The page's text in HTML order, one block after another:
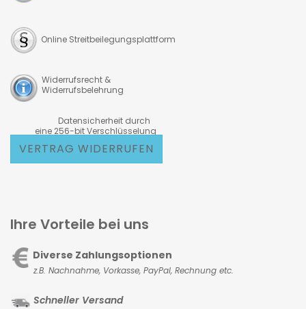
Online Streitbeilegungsplattform
Widerrufsrecht &
Widerrufsbelehrung
Datensicherheit durch
eine 256-bit Verschlüsselung
VERTRAG WIDERRUFEN
Ihre Vorteile bei uns
Diverse Zahlungsoptionen
z.B. Nachnahme, Vorkasse, PayPal, Rechnung etc.
Schneller Versand